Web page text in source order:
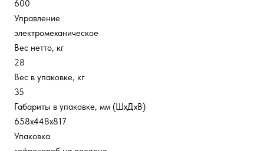
600
Управление
электромеханическое
Вес нетто, кг
28
Вес в упаковке, кг
35
Габариты в упаковке, мм (ШхДхВ)
658х448х817
Упаковка